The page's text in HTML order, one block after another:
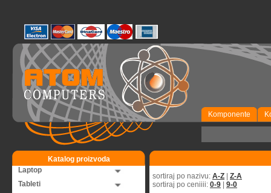
Komponente
Katalog proizvoda
Laptop
Tableti
sortiraj po nazivu: A-Z
Z-A
sortiraj po ceniiii: 0-9 9-0